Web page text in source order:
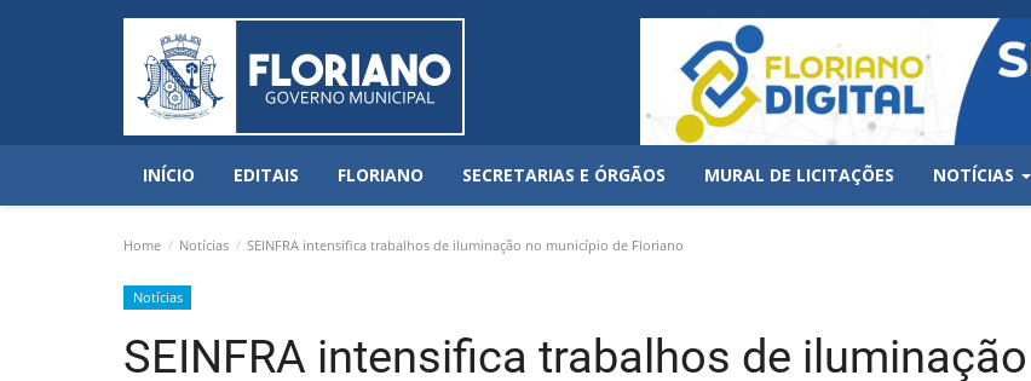
INÍCIO EDITAIS FLORIANO SECRETARIAS E ÓRGÃOS MURAL DE LICITAÇÕES NOTÍCIAS
Home Notícias SEINFRA intensifica trabalhos de iluminação no município de Floriano
Notícias
SEINFRA intensifica trabalhos de iluminação